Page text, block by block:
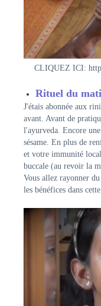
CLIQUEZ ICI:
Rituel du
J'étais abonnée aux
avant. Avant de
l'ayurveda. Encore
sésame. En plus de
et votre immunité
buccale (au revoir la
Vous allez rayonner
les bénéfices dans